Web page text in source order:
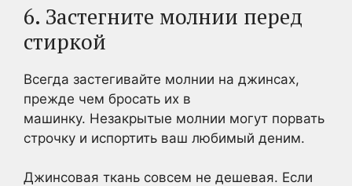
6. Застегните молнии перед
стиркой
Всегда застегивайте молнии на джинсах,
прежде чем бросать их в
машинку. Незакрытые молнии могут порвать
строчку и испортить ваш любимый деним.
Джинсовая ткань совсем не дешевая. Если